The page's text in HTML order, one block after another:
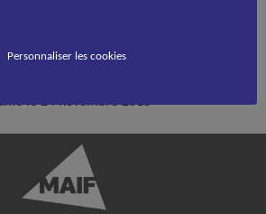
le 24 novembre 2018
Personnaliser les cookies